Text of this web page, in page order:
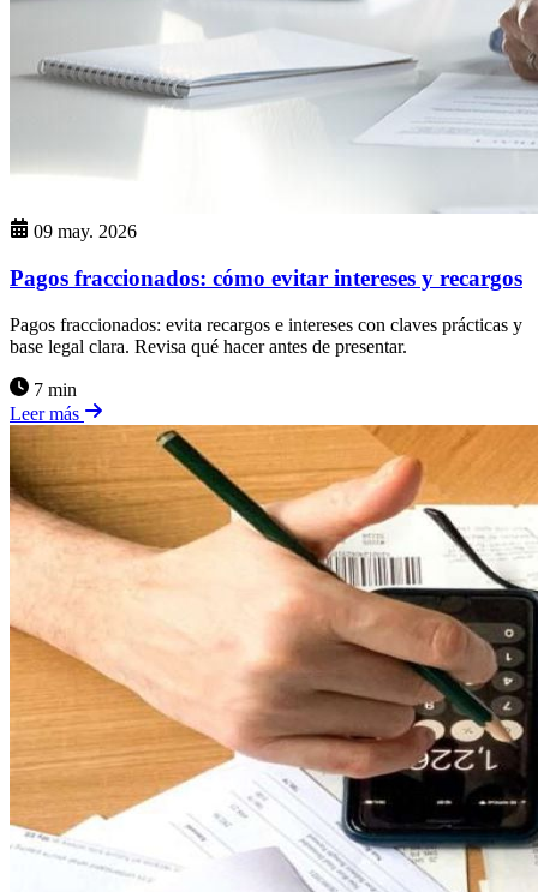
09 may. 2026
Pagos fraccionados: cómo evitar intereses y recargos
Pagos fraccionados: evita recargos e intereses con claves prácticas y
base legal clara. Revisa qué hacer antes de presentar.
7 min
Leer más